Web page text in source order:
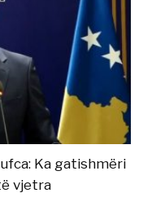
Ka gatishmëri
vjetra